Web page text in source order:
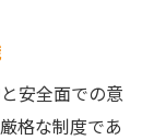
安全面での意
格な制度であ